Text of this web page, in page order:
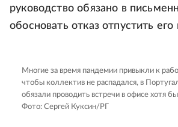
руководство обязано в
обосновать отказ отпустить его
Многие за время пандемии привыкли к
чтобы коллектив не распадался, в
обязали проводить встречи в офисе хотя
Фото: Сергей Куксин/РГ